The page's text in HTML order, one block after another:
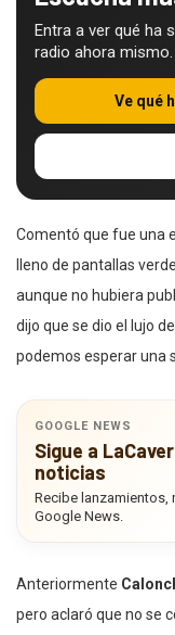
Entra a ver qué ha
radio ahora mismo.
Ve qué
Comentó que fue una
lleno de pantallas
aunque no hubiera
dijo que se dio el lujo
podemos esperar una
GOOGLE NEWS
Sigue a
noticias
Recibe lanzamientos,
Google News.
Anteriormente
pero aclaró que no se